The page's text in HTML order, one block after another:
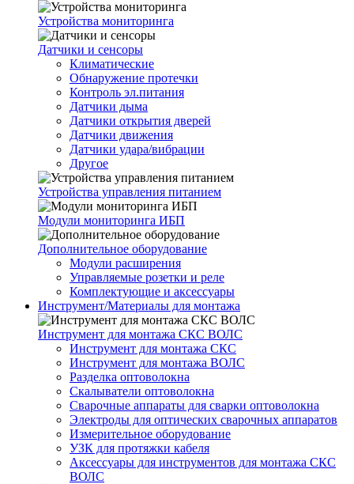
Устройства мониторинга
Датчики и сенсоры
Климатические
Обнаружение протечки
Контроль эл.питания
Датчики дыма
Датчики открытия дверей
Датчики движения
Датчики удара/вибрации
Другое
Устройства управления питанием
Модули мониторинга ИБП
Дополнительное оборудование
Модули расширения
Управляемые розетки и реле
Комплектующие и аксессуары
Инструмент/Материалы для монтажа
Инструмент для монтажа СКС ВОЛС
Инструмент для монтажа СКС
Инструмент для монтажа ВОЛС
Разделка оптоволокна
Скалыватели оптоволокна
Сварочные аппараты для сварки оптоволокна
Электроды для оптических сварочных аппаратов
Измерительное оборудование
УЗК для протяжки кабеля
Аксессуары для инструментов для монтажа СКС
ВОЛС